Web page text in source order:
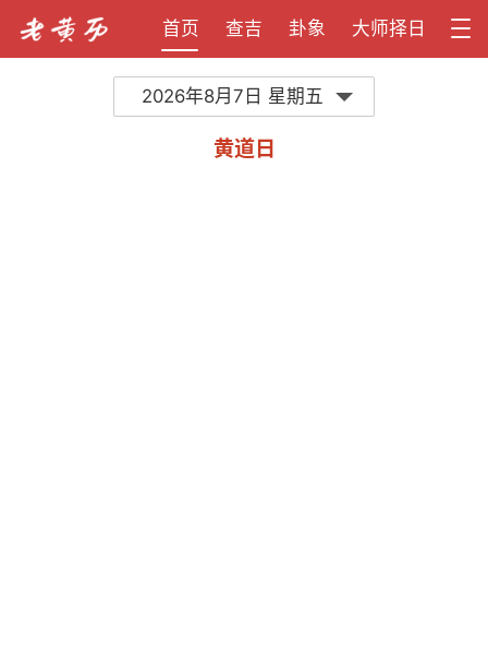
首页 查吉 卦象 大师择日
2026年8月7日 星期五
黄道日